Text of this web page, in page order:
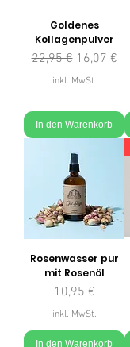
Goldenes
Kollagenpulver
Standardpreis
22,95 € Sale-Preis
16,07 €
inkl. MwSt.
In den Warenkorb
Rosenwasser pur
mit Rosenöl
Preis
10,95 €
inkl. MwSt.
In den Warenkorb